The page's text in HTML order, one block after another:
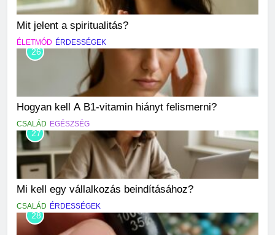
Mit jelent a spiritualitás?
ÉLETMÓD ÉRDESSÉGEK
26
Hogyan kell A B1-vitamin hiányt felismerni?
CSALÁD EGÉSZSÉG
27
Mi kell egy vállalkozás beindításához?
CSALÁD ÉRDESSÉGEK
28